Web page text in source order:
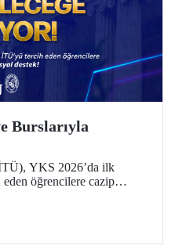
Burslarıyla
YKS 2026’da ilk
öğrencilere cazip